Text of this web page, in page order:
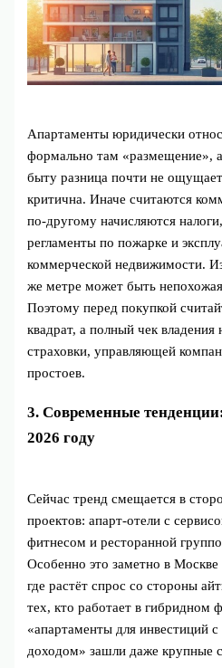
Апартаменты юридически
формально там «размещение»,
быту разница почти не
критична. Иначе считаются
по‑другому начисляются
регламенты по пожарке и
коммерческой недвижимости.
же метре может быть
Поэтому перед покупкой
квадрат, а полный чек владения
страховки, управляющей
простоев.
3. Современные
2026 году
Сейчас тренд смещается в
проектов: апарт‑отели с
фитнесом и ресторанной
Особенно это заметно в
где растёт спрос со стороны
тех, кто работает в гибридном
«апартаменты для инвестиций
доходом» зашли даже крупные